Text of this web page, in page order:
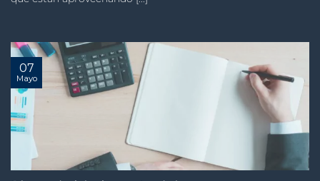
07
Mayo